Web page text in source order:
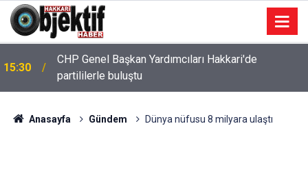
15:30
CHP Genel Başkan Yardımcıları Hakkari'de
partililerle buluştu
Anasayfa Gündem Dünya nüfusu 8 milyara ulaştı